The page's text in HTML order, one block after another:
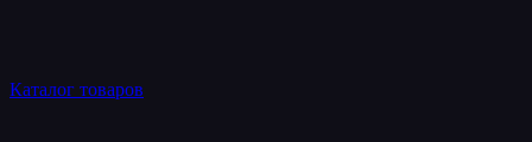
Каталог товаров